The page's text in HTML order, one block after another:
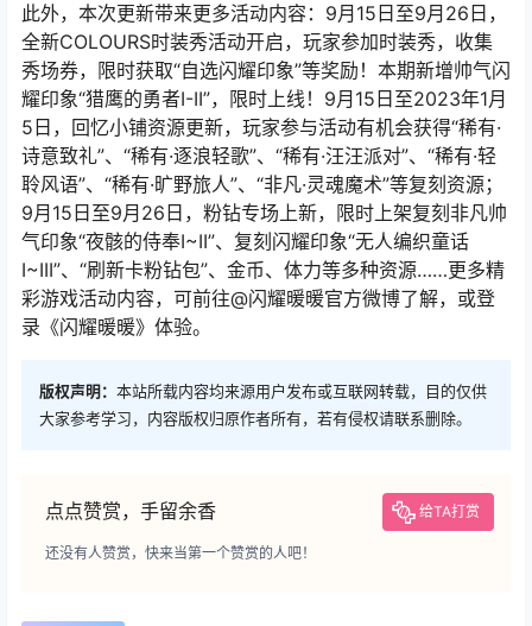
此外，本次更新带来更多活动内容：9月15日至9月26日，
全新COLOURS时装秀活动开启，玩家参加时装秀，收集
秀场券，限时获取“自选闪耀印象”等奖励！本期新增帅气闪
耀印象“猎鹰的勇者I-II”，限时上线！9月15日至2023年1月
5日，回忆小铺资源更新，玩家参与活动有机会获得“稀有·
诗意致礼”、“稀有·逐浪轻歌”、“稀有·汪汪派对”、“稀有·轻
聆风语”、“稀有·旷野旅人”、“非凡·灵魂魔术”等复刻资源；
9月15日至9月26日，粉钻专场上新，限时上架复刻非凡帅
气印象“夜骸的侍奉I~II”、复刻闪耀印象“无人编织童话
I~III”、“刷新卡粉钻包”、金币、体力等多种资源……更多精
彩游戏活动内容，可前往@闪耀暖暖官方微博了解，或登
录《闪耀暖暖》体验。
版权声明： 本站所载内容均来源用户发布或互联网转载，目的仅供
大家参考学习，内容版权归原作者所有，若有侵权请联系删除。
点点赞赏，手留余香 给TA打赏
还没有人赞赏，快来当第一个赞赏的人吧！